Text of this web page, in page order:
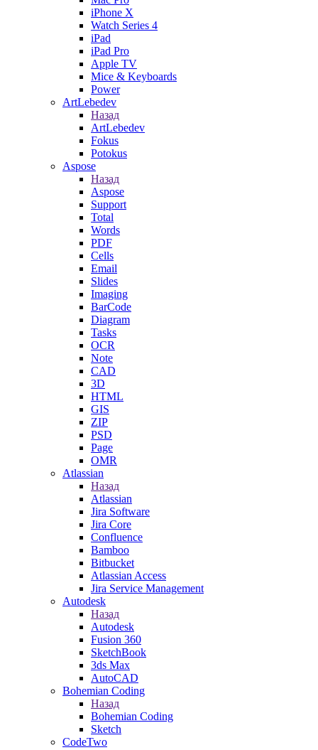
iPhone X
Watch Series 4
iPad
iPad Pro
Apple TV
Mice & Keyboards
Power
ArtLebedev
Назад
ArtLebedev
Fokus
Potokus
Aspose
Назад
Aspose
Support
Total
Words
PDF
Cells
Email
Slides
Imaging
BarCode
Diagram
Tasks
OCR
Note
CAD
3D
HTML
GIS
ZIP
PSD
Page
OMR
Atlassian
Назад
Atlassian
Jira Software
Jira Core
Confluence
Bamboo
Bitbucket
Atlassian Access
Jira Service Management
Autodesk
Назад
Autodesk
Fusion 360
SketchBook
3ds Max
AutoCAD
Bohemian Coding
Назад
Bohemian Coding
Sketch
CodeTwo